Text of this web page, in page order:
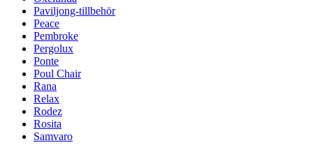
Paviljong-tillbehör
Peace
Pembroke
Pergolux
Ponte
Poul Chair
Rana
Relax
Rodez
Rosita
Samvaro